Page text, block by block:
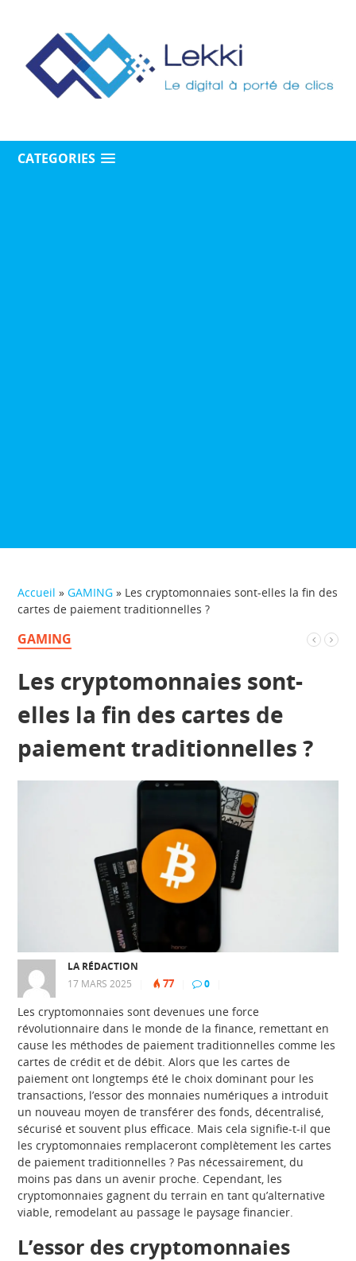
CATEGORIES
Accueil »GAMING » Les cryptomonnaies sont-elles la fin des
cartes de paiement traditionnelles ?
GAMING
Les cryptomonnaies sont-
elles la fin des cartes de
paiement traditionnelles ?
LA RÉDACTION
17 MARS 2025
77 0
Les cryptomonnaies sont devenues une force
révolutionnaire dans le monde de la finance, remettant en
cause les méthodes de paiement traditionnelles comme les
cartes de crédit et de débit. Alors que les cartes de
paiement ont longtemps été le choix dominant pour les
transactions, l’essor des monnaies numériques a introduit
un nouveau moyen de transférer des fonds, décentralisé,
sécurisé et souvent plus efficace. Mais cela signifie-t-il que
les cryptomonnaies remplaceront complètement les cartes
de paiement traditionnelles ? Pas nécessairement, du
moins pas dans un avenir proche. Cependant, les
cryptomonnaies gagnent du terrain en tant qu’alternative
viable, remodelant au passage le paysage financier.
L’essor des cryptomonnaies